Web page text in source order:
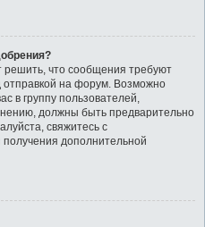
что сообщения требуют
отправкой на форум. Возможно
в группу пользователей,
должны быть предварительно
свяжитесь с
дополнительной